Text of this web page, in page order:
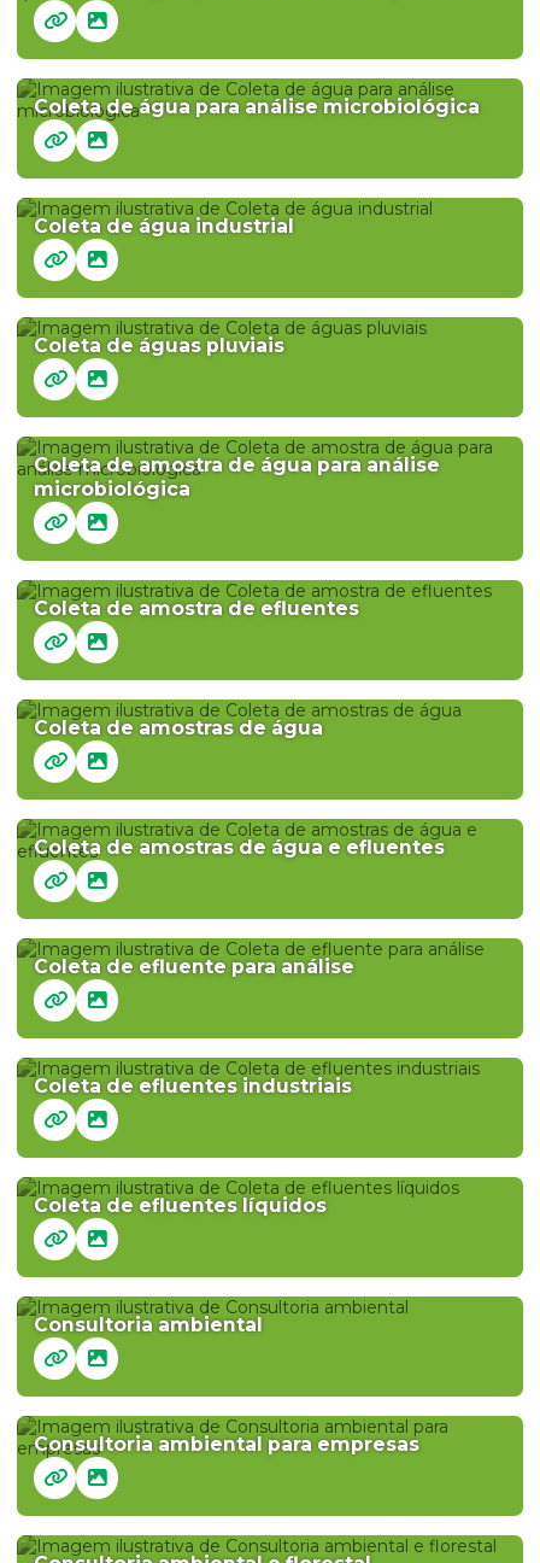
Coleta de água para análise microbiológica
Coleta de água industrial
Coleta de águas pluviais
Coleta de amostra de água para análise
microbiológica
Coleta de amostra de efluentes
Coleta de amostras de água
Coleta de amostras de água e efluentes
Coleta de efluente para análise
Coleta de efluentes industriais
Coleta de efluentes líquidos
Consultoria ambiental
Consultoria ambiental para empresas